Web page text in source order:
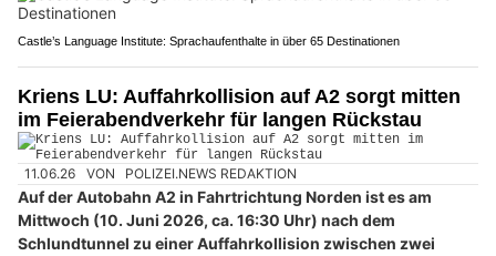
Castle’s Language Institute: Sprachaufenthalte in über 65 Destinationen
Kriens LU: Auffahrkollision auf A2 sorgt mitten
im Feierabendverkehr für langen Rückstau
11.06.26 VON POLIZEI.NEWS REDAKTION
Auf der Autobahn A2 in Fahrtrichtung Norden ist es am
Mittwoch (10. Juni 2026, ca. 16:30 Uhr) nach dem
Schlundtunnel zu einer Auffahrkollision zwischen zwei